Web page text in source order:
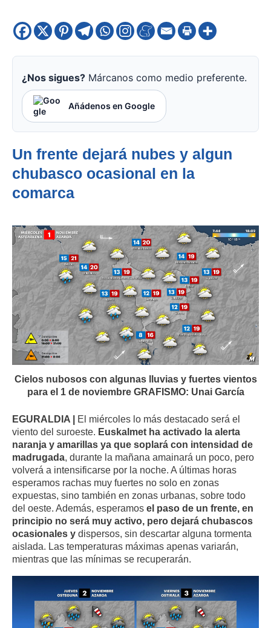
¿Nos sigues? Márcanos como medio preferente.
Añádenos en Google
Un frente dejará nubes y algun
chubasco ocasional en la
comarca
Cielos nubosos con algunas lluvias y fuertes vientos
para el 1 de noviembre GRAFISMO: Unai García
EGURALDIA |
El miércoles lo más destacado será el
viento del suroeste. Euskalmet ha activado la alerta
naranja y amarillas ya que soplará con intensidad de
madrugada, durante la mañana amainará un poco, pero
volverá a intensificarse por la noche. A últimas horas
esperamos rachas muy fuertes no solo en zonas
expuestas, sino también en zonas urbanas, sobre todo
del oeste. Además, esperamos el paso de un frente, en
principio no será muy activo, pero dejará chubascos
ocasionales y dispersos, sin descartar alguna tormenta
aislada. Las temperaturas máximas apenas variarán,
mientras que las mínimas se recuperarán.